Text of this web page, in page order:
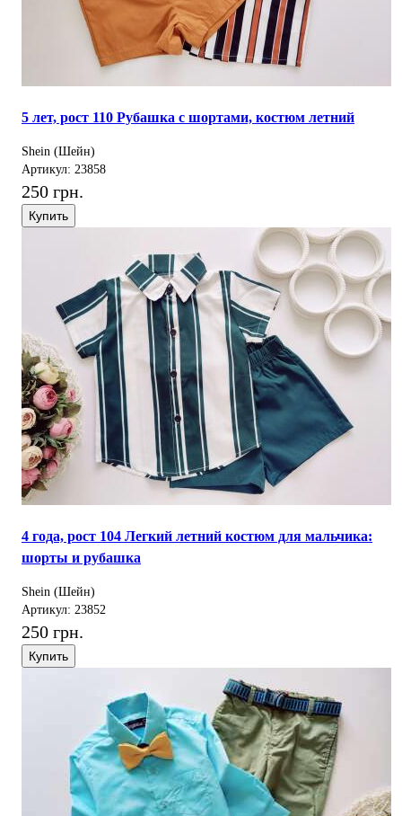
5 лет, рост 110 Рубашка с шортами, костюм летний
Shein (Шейн)
Артикул: 23858
250 грн.
Купить
4 года, рост 104 Легкий летний костюм для мальчика:
шорты и рубашка
Shein (Шейн)
Артикул: 23852
250 грн.
Купить